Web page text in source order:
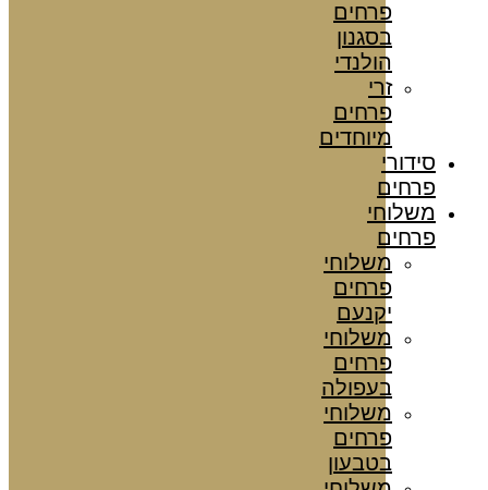
פרחים
בסגנון
הולנדי
זרי
פרחים
מיוחדים
סידורי
פרחים
משלוחי
פרחים
משלוחי
פרחים
יקנעם
משלוחי
פרחים
בעפולה
משלוחי
פרחים
בטבעון